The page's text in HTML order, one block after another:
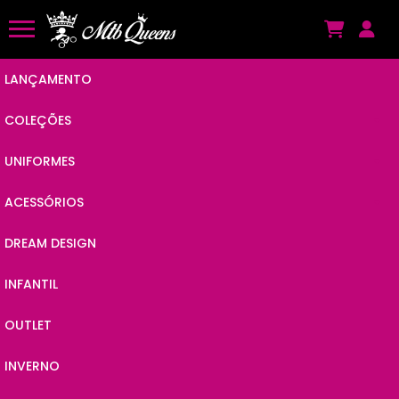
LANÇAMENTO
COLEÇÕES
ANIMAL POP
BY JC
POWER
LINES
VIBES
CHAIN
UNIFORMES
CAMISAS
MACAQUINHOS
MEIÕES
MEIAS
MANGUITOS
ACESSÓRIOS
VISEIRAS
KITS
ÓCULOS
BANDANAS
DREAM DESIGN
INFANTIL
OUTLET
INVERNO